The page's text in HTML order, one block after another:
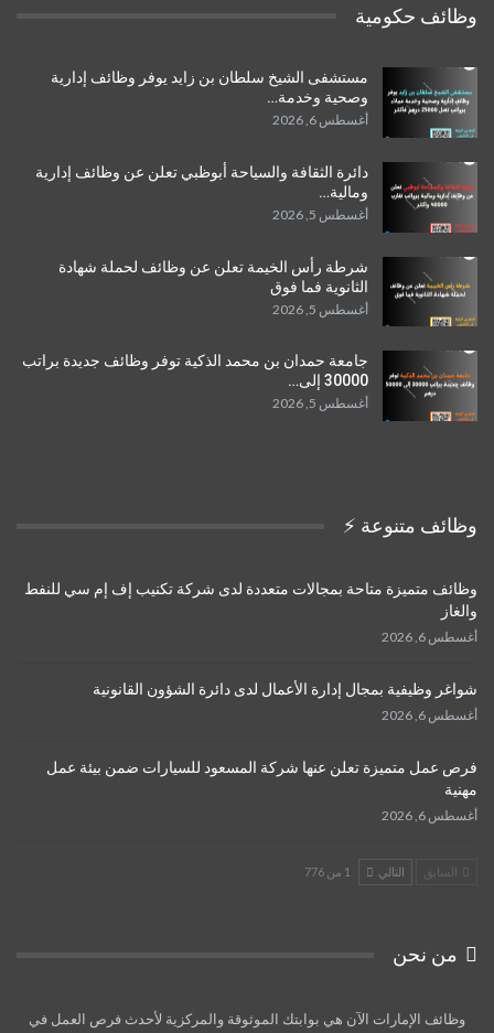
وظائف حكومية
مستشفى الشيخ سلطان بن زايد يوفر وظائف إدارية
وصحية وخدمة…
أغسطس 6, 2026
دائرة الثقافة والسياحة أبوظبي تعلن عن وظائف إدارية
ومالية…
أغسطس 5, 2026
شرطة رأس الخيمة تعلن عن وظائف لحملة شهادة
الثانوية فما فوق
أغسطس 5, 2026
جامعة حمدان بن محمد الذكية توفر وظائف جديدة براتب
30000 إلى…
أغسطس 5, 2026
وظائف متنوعة ⚡️
وظائف متميزة متاحة بمجالات متعددة لدى شركة تكنيب إف إم سي للنفط
والغاز
أغسطس 6, 2026
شواغر وظيفية بمجال إدارة الأعمال لدى دائرة الشؤون القانونية
أغسطس 6, 2026
فرص عمل متميزة تعلن عنها شركة المسعود للسيارات ضمن بيئة عمل
مهنية
أغسطس 6, 2026
السابق التالي 1 من 776
من نحن
وظائف الإمارات الآن هي بوابتك الموثوقة والمركزية لأحدث فرص العمل في